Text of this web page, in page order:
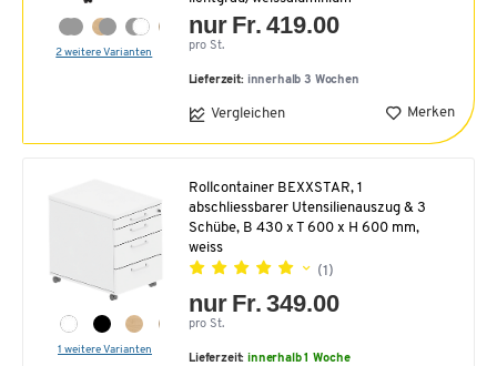
2 weitere Varianten
nur Fr. 419.00
pro St.
Lieferzeit: innerhalb 3 Wochen
Vergleichen Merken
1 weitere Varianten
Rollcontainer BEXXSTAR, 1
abschliessbarer Utensilienauszug & 3
Schübe, B 430 x T 600 x H 600 mm,
weiss
(1)
nur Fr. 349.00
pro St.
Lieferzeit:innerhalb 1 Woche